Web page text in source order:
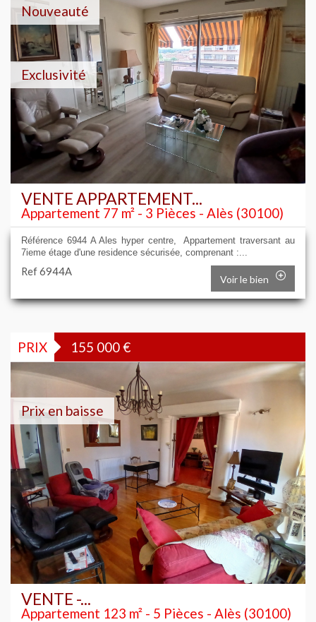
Exclusivité
Nouveauté
VENTE APPARTEMENT...
Appartement 77 m² - 3 Pièces - Alès (30100)
Référence 6944 A Ales hyper centre, Appartement traversant au
7ieme étage d'une residence sécurisée, comprenant :...
Ref 6944A
Voir le bien
PRIX 155 000€
Prix en baisse
VENTE -...
Appartement 123 m² - 5 Pièces - Alès (30100)